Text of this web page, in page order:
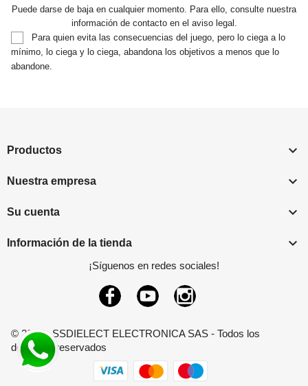
Puede darse de baja en cualquier momento. Para ello, consulte nuestra
información de contacto en el aviso legal.
Para quien evita las consecuencias del juego, pero lo ciega a lo
mínimo, lo ciega y lo ciega, abandona los objetivos a menos que lo
abandone.
Productos 
Nuestra empresa 
Su cuenta 
Información de la tienda 
¡Síguenos en redes sociales!
FacebookYouTube
© 2026 - SSDIELECT ELECTRONICA SAS - Todos los
derechos reservados